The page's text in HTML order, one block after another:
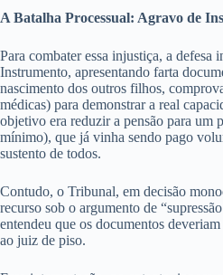
A Batalha Processual: Agravo de
Para combater essa injustiça, a defesa
Instrumento, apresentando farta
nascimento dos outros filhos,
médicas) para demonstrar a real
objetivo era reduzir a pensão para um
mínimo), que já vinha sendo pago
sustento de todos.
Contudo, o Tribunal, em decisão
recurso sob o argumento de
entendeu que os documentos
ao juiz de piso.